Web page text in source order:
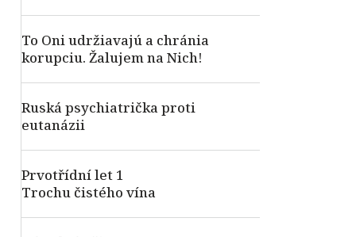
To Oni udržiavajú a chránia
korupciu. Žalujem na Nich!
Ruská psychiatrička proti
eutanázii
Prvotřídní let 1
Trochu čistého vína